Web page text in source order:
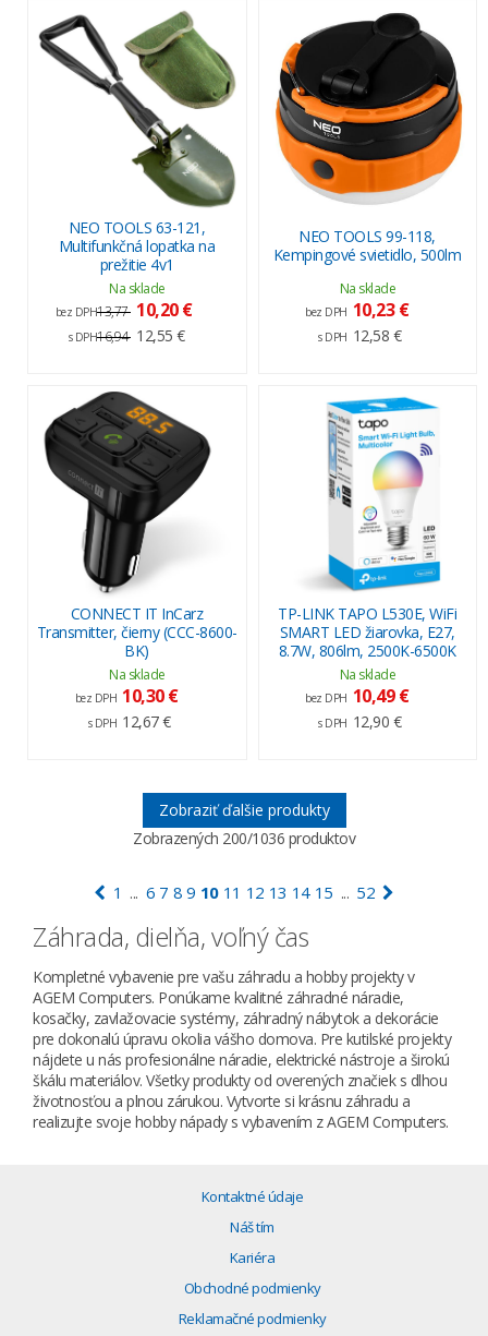
NEO TOOLS 63-121,
Multifunkčná lopatka na
prežitie 4v1
Na sklade
bez DPH13,77 10,20 €
s DPH16,94 12,55 €
NEO TOOLS 99-118,
Kempingové svietidlo, 500lm
Na sklade
bez DPH 10,23 €
s DPH 12,58 €
CONNECT IT InCarz
Transmitter, čierny (CCC-8600-
BK)
Na sklade
bez DPH 10,30 €
s DPH 12,67 €
TP-LINK TAPO L530E, WiFi
SMART LED žiarovka, E27,
8.7W, 806lm, 2500K-6500K
Na sklade
bez DPH 10,49 €
s DPH 12,90 €
Zobraziť ďalšie produkty
Zobrazených 200/1036 produktov
1 ... 6 7 8 9 10 11 12 13 14 15 ... 52
Záhrada, dielňa, voľný čas
Kompletné vybavenie pre vašu záhradu a hobby projekty v
AGEM Computers. Ponúkame kvalitné záhradné náradie,
kosačky, zavlažovacie systémy, záhradný nábytok a dekorácie
pre dokonalú úpravu okolia vášho domova. Pre kutilské projekty
nájdete u nás profesionálne náradie, elektrické nástroje a širokú
škálu materiálov. Všetky produkty od overených značiek s dlhou
životnosťou a plnou zárukou. Vytvorte si krásnu záhradu a
realizujte svoje hobby nápady s vybavením z AGEM Computers.
Kontaktné údaje
Náš tím
Kariéra
Obchodné podmienky
Reklamačné podmienky